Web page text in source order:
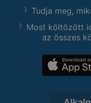
Tudja meg,
Most költözött
az összes